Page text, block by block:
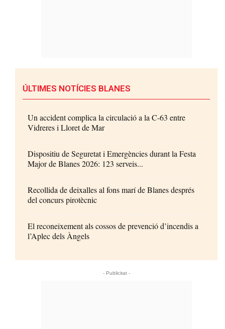
ÚLTIMES NOTÍCIES BLANES
Un accident complica la circulació a la C-63 entre
Vidreres i Lloret de Mar
Dispositiu de Seguretat i Emergències durant la Festa
Major de Blanes 2026: 123 serveis...
Recollida de deixalles al fons marí de Blanes després
del concurs pirotècnic
El reconeixement als cossos de prevenció d’incendis a
l’Aplec dels Àngels
- Publicitat -